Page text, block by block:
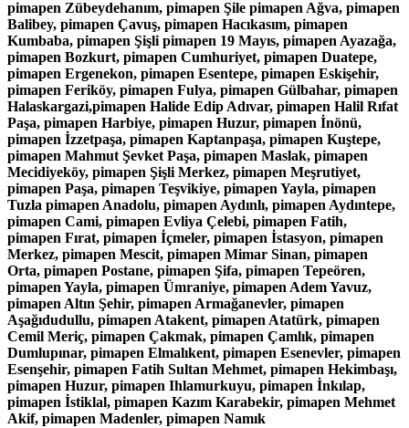
pimapen Zübeydehanım, pimapen Şile pimapen Ağva, pimapen
Balibey, pimapen Çavuş, pimapen Hacıkasım, pimapen
Kumbaba, pimapen Şişli pimapen 19 Mayıs, pimapen Ayazağa,
pimapen Bozkurt, pimapen Cumhuriyet, pimapen Duatepe,
pimapen Ergenekon, pimapen Esentepe, pimapen Eskişehir,
pimapen Feriköy, pimapen Fulya, pimapen Gülbahar, pimapen
Halaskargazi,pimapen Halide Edip Adıvar, pimapen Halil Rıfat
Paşa, pimapen Harbiye, pimapen Huzur, pimapen İnönü,
pimapen İzzetpaşa, pimapen Kaptanpaşa, pimapen Kuştepe,
pimapen Mahmut Şevket Paşa, pimapen Maslak, pimapen
Mecidiyeköy, pimapen Şişli Merkez, pimapen Meşrutiyet,
pimapen Paşa, pimapen Teşvikiye, pimapen Yayla, pimapen
Tuzla pimapen Anadolu, pimapen Aydınlı, pimapen Aydıntepe,
pimapen Cami, pimapen Evliya Çelebi, pimapen Fatih,
pimapen Fırat, pimapen İçmeler, pimapen İstasyon, pimapen
Merkez, pimapen Mescit, pimapen Mimar Sinan, pimapen
Orta, pimapen Postane, pimapen Şifa, pimapen Tepeören,
pimapen Yayla, pimapen Ümraniye, pimapen Adem Yavuz,
pimapen Altın Şehir, pimapen Armağanevler, pimapen
Aşağıdudullu, pimapen Atakent, pimapen Atatürk, pimapen
Cemil Meriç, pimapen Çakmak, pimapen Çamlık, pimapen
Dumlupınar, pimapen Elmalıkent, pimapen Esenevler, pimapen
Esenşehir, pimapen Fatih Sultan Mehmet, pimapen Hekimbaşı,
pimapen Huzur, pimapen Ihlamurkuyu, pimapen İnkılap,
pimapen İstiklal, pimapen Kazım Karabekir, pimapen Mehmet
Akif, pimapen Madenler, pimapen Namık